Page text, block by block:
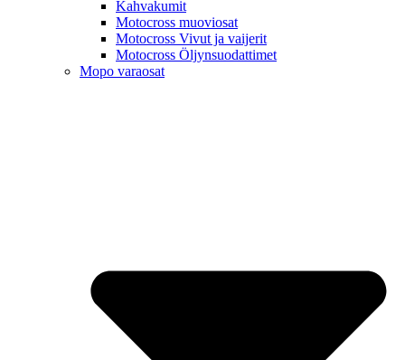
Kahvakumit
Motocross muoviosat
Motocross Vivut ja vaijerit
Motocross Öljynsuodattimet
Mopo varaosat